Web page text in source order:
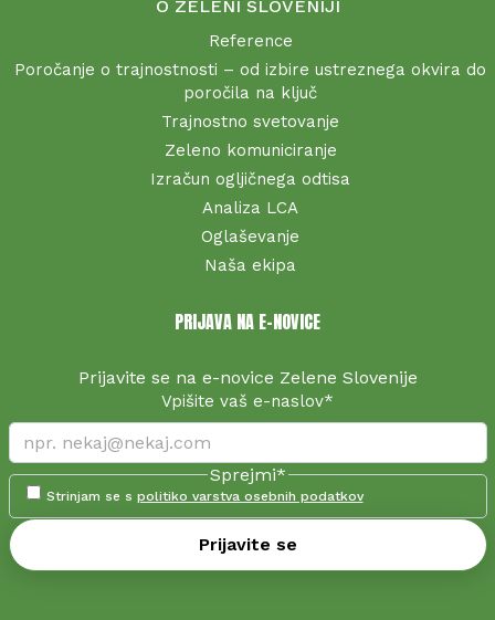
O ZELENI SLOVENIJI
Reference
Poročanje o trajnostnosti – od izbire ustreznega okvira do
poročila na ključ
Trajnostno svetovanje
Zeleno komuniciranje
Izračun ogljičnega odtisa
Analiza LCA
Oglaševanje
Naša ekipa
PRIJAVA NA E-NOVICE
Prijavite se na e-novice Zelene Slovenije
Vpišite vaš e-naslov*
Sprejmi*
Strinjam se s politiko varstva osebnih podatkov
Prijavite se